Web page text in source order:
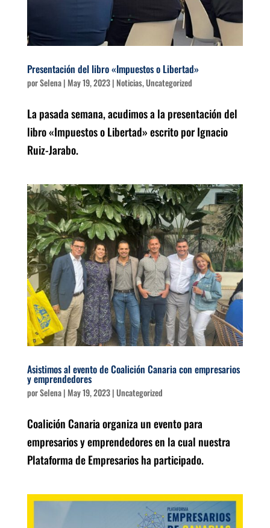
Presentación del libro «Impuestos o Libertad»
porSelena| May 19, 2023| Noticias,Uncategorized
La pasada semana, acudimos a la presentación del
libro «Impuestos o Libertad» escrito por Ignacio
Ruiz-Jarabo.
Asistimos al evento de Coalición Canaria con empresarios
y emprendedores
porSelena| May 19, 2023|Uncategorized
Coalición Canaria organiza un evento para
empresarios y emprendedores en la cual nuestra
Plataforma de Empresarios ha participado.